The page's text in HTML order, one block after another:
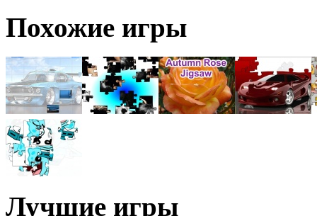
Похожие игры
Лучшие игры